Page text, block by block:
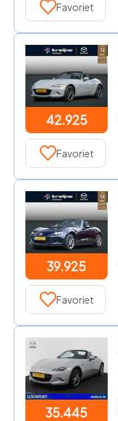
Favoriet
42.925
Favoriet
39.925
Favoriet
35.445